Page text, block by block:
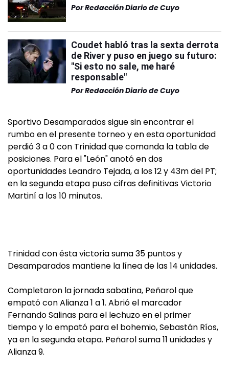
PorRedacción Diario de Cuyo
Coudet habló tras la sexta derrota
de River y puso en juego su futuro:
"Si esto no sale, me haré
responsable"
PorRedacción Diario de Cuyo
Sportivo Desamparados sigue sin encontrar el
rumbo en el presente torneo y en esta oportunidad
perdió 3 a 0 con Trinidad que comanda la tabla de
posiciones. Para el "León" anotó en dos
oportunidades Leandro Tejada, a los 12 y 43m del PT;
en la segunda etapa puso cifras definitivas Victorio
Martiní a los 10 minutos.
Trinidad con ésta victoria suma 35 puntos y
Desamparados mantiene la línea de las 14 unidades.
Completaron la jornada sabatina, Peñarol que
empató con Alianza 1 a 1. Abrió el marcador
Fernando Salinas para el lechuzo en el primer
tiempo y lo empató para el bohemio, Sebastán Ríos,
ya en la segunda etapa. Peñarol suma 11 unidades y
Alianza 9.